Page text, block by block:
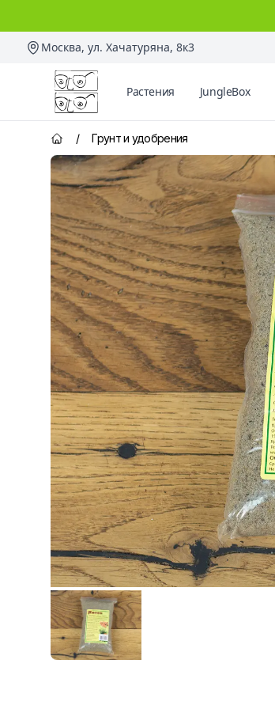
Москва, ул. Хачатуряна, 8к3
Два Ботаника
Растения JungleBox
Главная страница
/ Грунт и удобрения